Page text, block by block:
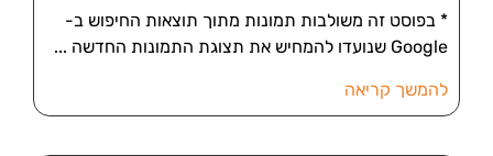
* בפוסט זה משולבות תמונות מתוך תוצאות החיפוש ב-
Google שנועדו להמחיש את תצוגת התמונות החדשה
להמשך קריאה